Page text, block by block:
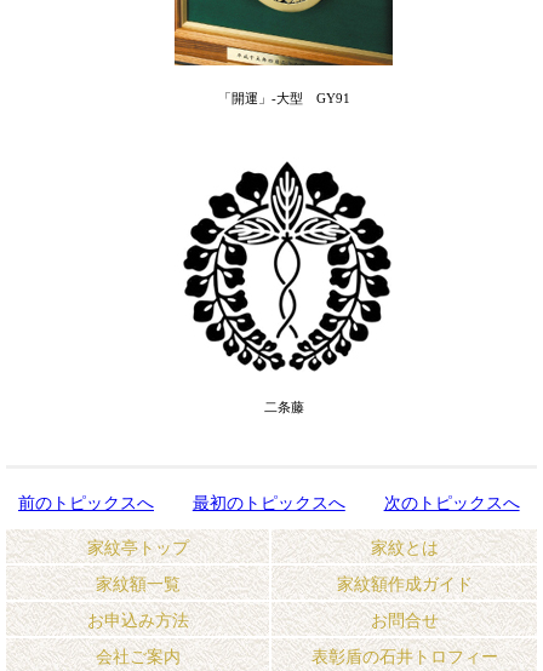
「開運」-大型 GY91
二条藤
前のトピックスへ 最初のトピックスへ 次のトピックスへ
家紋亭トップ
家紋とは
家紋額一覧
家紋額作成ガイド
お申込み方法
お問合せ
会社ご案内
表彰盾の石井トロフィー